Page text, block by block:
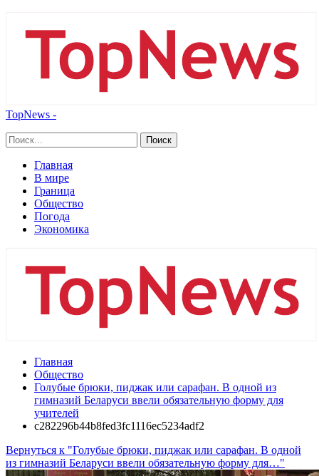
TopNews -
Главная
В мире
Граница
Общество
Погода
Экономика
Главная
Общество
Голубые брюки, пиджак или сарафан. В одной из
гимназий Беларуси ввели обязательную форму для
учителей
c282296b44b8fed3fc1116ec5234adf2
Вернуться к "Голубые брюки, пиджак или сарафан. В одной
из гимназий Беларуси ввели обязательную форму для…"